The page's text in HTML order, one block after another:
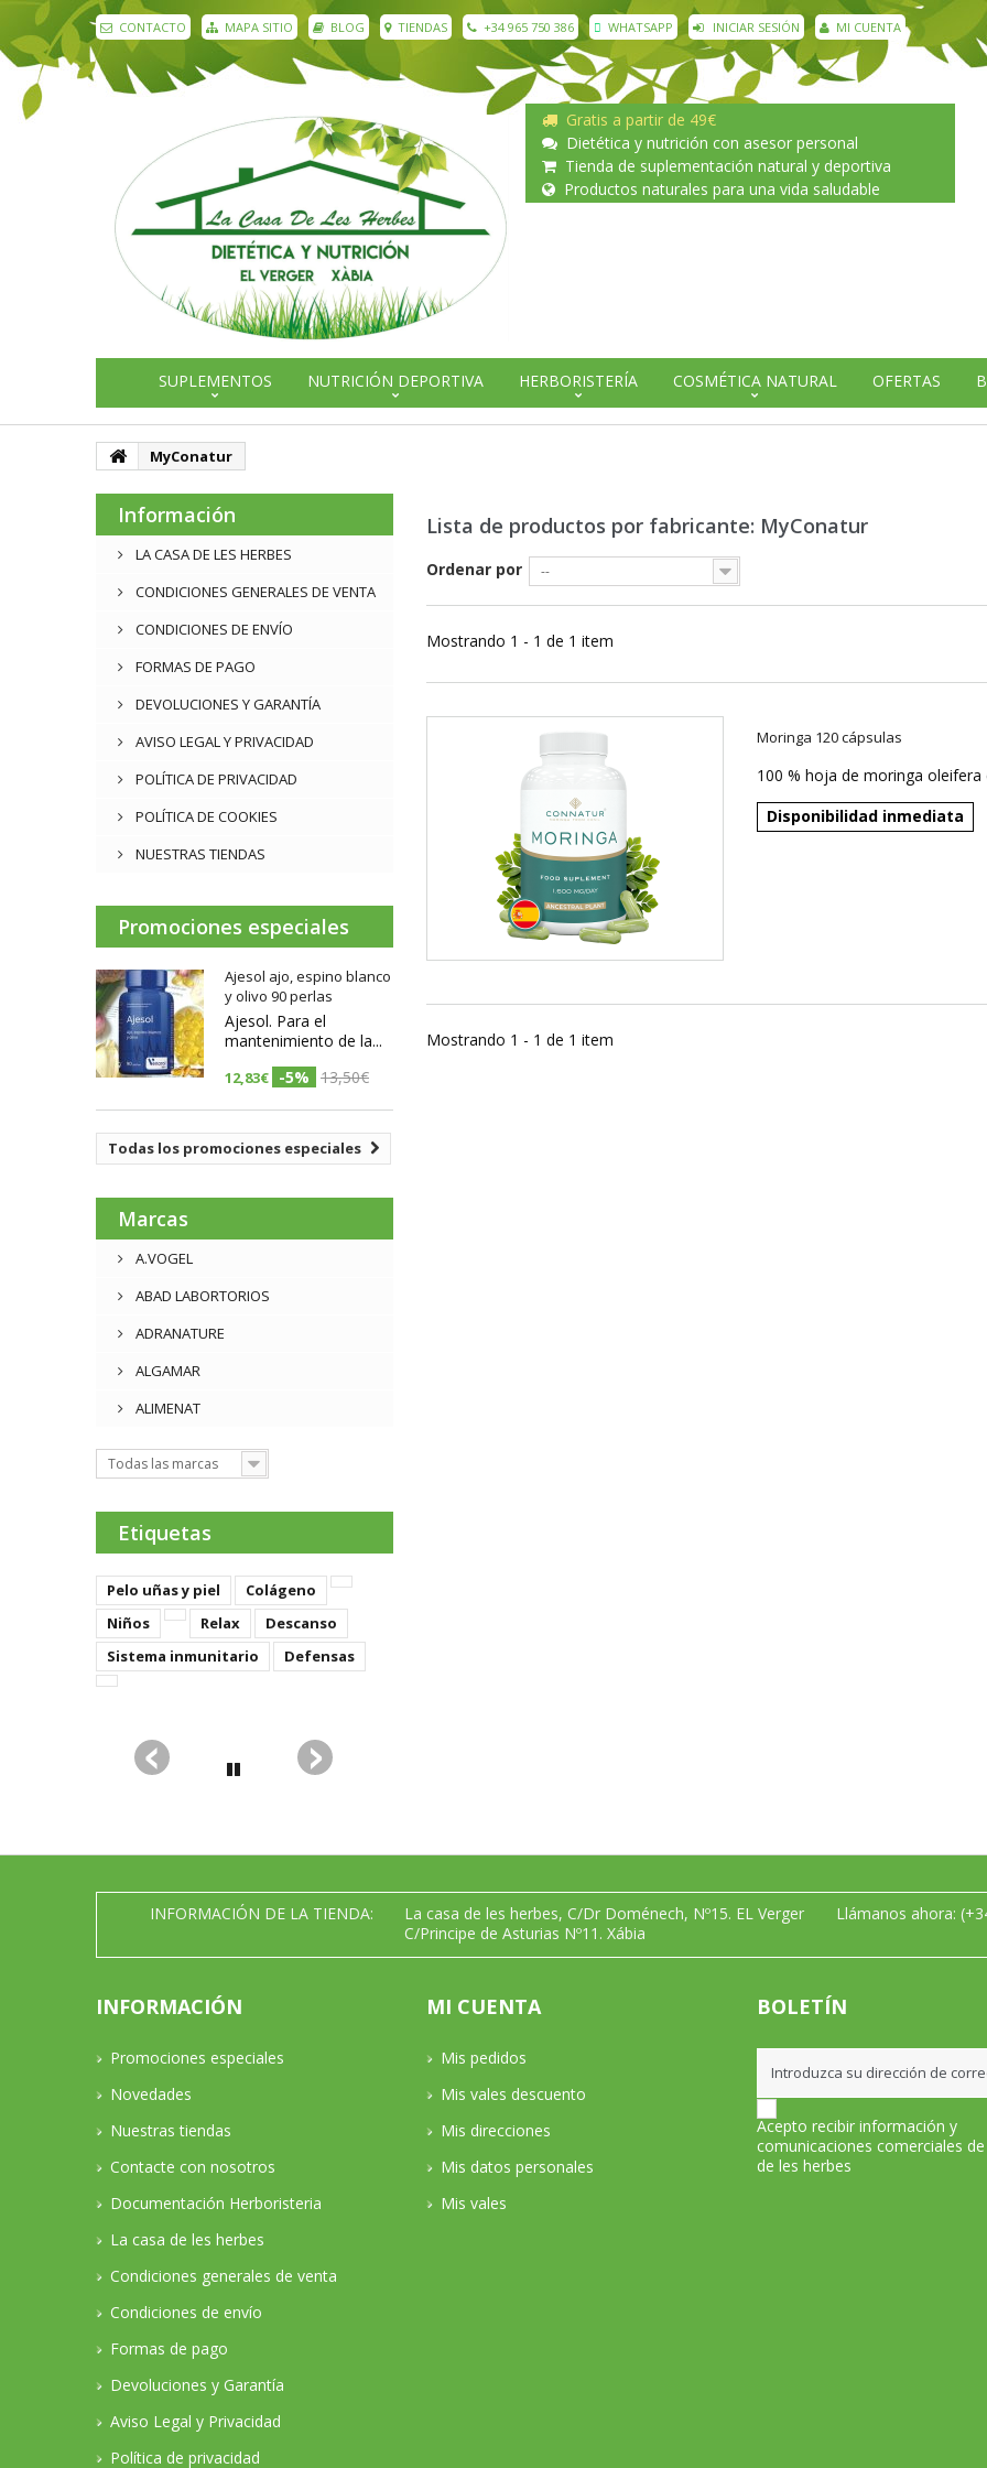
CONTACTO MAPA SITIO BLOG TIENDAS +34 965 750 386 WHATSAPP INICIAR SESIÓN MI CUENTA
Gratis a partir de 49€
Dietética y nutrición con asesor personal
Tienda de suplementación natural y deportiva
Productos naturales para una vida saludable
SUPLEMENTOS NUTRICIÓN DEPORTIVA HERBORISTERÍA COSMÉTICA NATURAL OFERTAS
MyConatur
Información
LA CASA DE LES HERBES
CONDICIONES GENERALES DE VENTA
CONDICIONES DE ENVÍO
FORMAS DE PAGO
DEVOLUCIONES Y GARANTÍA
AVISO LEGAL Y PRIVACIDAD
POLÍTICA DE PRIVACIDAD
POLÍTICA DE COOKIES
NUESTRAS TIENDAS
Promociones especiales
Ajesol ajo, espino blanco
y olivo 90 perlas
Ajesol. Para el
mantenimiento de la...
12,83€ -5% 13,50€
Todas los promociones especiales
Marcas
A.VOGEL
ABAD LABORTORIOS
ADRANATURE
ALGAMAR
ALIMENAT
Todas las marcas
Etiquetas
Pelo uñas y piel
Colágeno
Niños
Relax
Descanso
Sistema inmunitario
Defensas
Lista de productos por fabricante: MyConatur
Ordenar por --
Mostrando 1 - 1 de 1 item
Moringa 120 cápsulas
100 % hoja de moringa oleifera
Disponibilidad inmediata
Mostrando 1 - 1 de 1 item
INFORMACIÓN DE LA TIENDA:
La casa de les herbes, C/Dr Doménech, Nº15. EL Verger
C/Principe de Asturias Nº11. Xábia
Llámanos ahora:
INFORMACIÓN
Promociones especiales
Novedades
Nuestras tiendas
Contacte con nosotros
Documentación Herboristeria
La casa de les herbes
Condiciones generales de venta
Condiciones de envío
Formas de pago
Devoluciones y Garantía
Aviso Legal y Privacidad
Política de privacidad
MI CUENTA
Mis pedidos
Mis vales descuento
Mis direcciones
Mis datos personales
Mis vales
BOLETÍN
Acepto recibir información y
comunicaciones comerciales
de les herbes